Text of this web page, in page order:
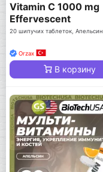
Vitamin C 1000 mg
Effervescent
20 шипучих таблеток, Апельсин
Orzax
В корзину